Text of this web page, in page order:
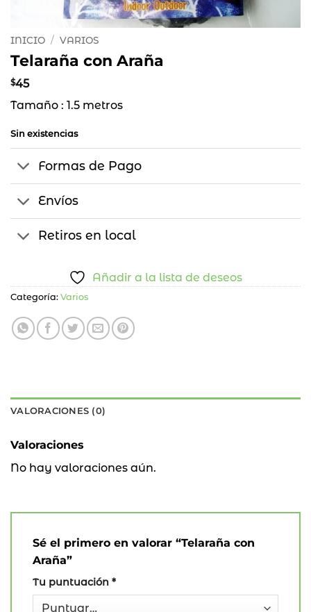
INICIO / VARIOS
Telaraña con Araña
$45
Tamaño : 1.5 metros
Sin existencias
Formas de Pago
Envíos
Retiros en local
Añadir a la lista de deseos
Categoría: Varios
VALORACIONES (0)
Valoraciones
No hay valoraciones aún.
Sé el primero en valorar “Telaraña con
Araña”
Tu puntuación *